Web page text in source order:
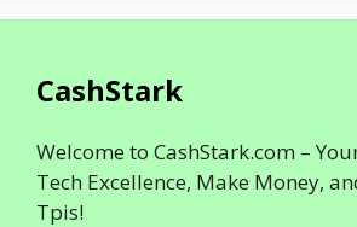
CashStark
Welcome to CashStark.com –
Tech Excellence, Make Money,
Tpis!